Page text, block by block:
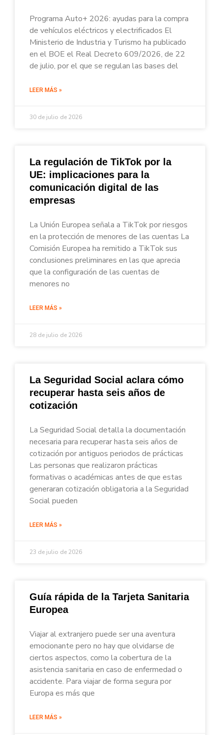
Programa Auto+ 2026: ayudas para la compra
de vehículos eléctricos y electrificados El
Ministerio de Industria y Turismo ha publicado
en el BOE el Real Decreto 609/2026, de 22
de julio, por el que se regulan las bases del
LEER MÁS »
30 de julio de 2026
La regulación de TikTok por la
UE: implicaciones para la
comunicación digital de las
empresas
La Unión Europea señala a TikTok por riesgos
en la protección de menores de las cuentas La
Comisión Europea ha remitido a TikTok sus
conclusiones preliminares en las que aprecia
que la configuración de las cuentas de
menores no
LEER MÁS »
28 de julio de 2026
La Seguridad Social aclara cómo
recuperar hasta seis años de
cotización
La Seguridad Social detalla la documentación
necesaria para recuperar hasta seis años de
cotización por antiguos periodos de prácticas
Las personas que realizaron prácticas
formativas o académicas antes de que estas
generaran cotización obligatoria a la Seguridad
Social pueden
LEER MÁS »
23 de julio de 2026
Guía rápida de la Tarjeta Sanitaria
Europea
Viajar al extranjero puede ser una aventura
emocionante pero no hay que olvidarse de
ciertos aspectos, como la cobertura de la
asistencia sanitaria en caso de enfermedad o
accidente. Para viajar de forma segura por
Europa es más que
LEER MÁS »